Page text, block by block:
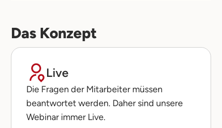
Das Konzept
Live
Die Fragen der Mitarbeiter müssen
beantwortet werden. Daher sind unsere
Webinar immer Live.